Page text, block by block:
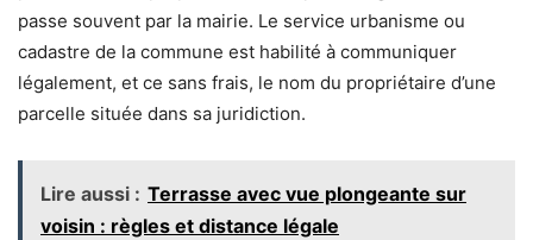
passe souvent par la mairie. Le service urbanisme ou
cadastre de la commune est habilité à communiquer
légalement, et ce sans frais, le nom du propriétaire d’une
parcelle située dans sa juridiction.
Lire aussi : Terrasse avec vue plongeante sur
voisin : règles et distance légale